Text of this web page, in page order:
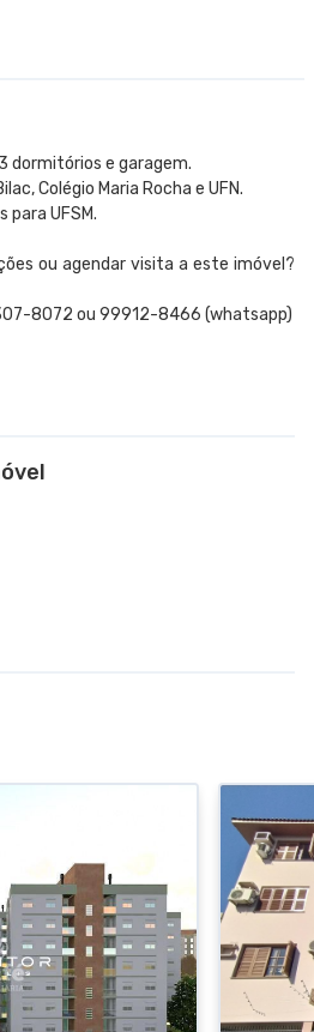
dormitórios e garagem.
Colégio Maria Rocha e UFN.
para UFSM.
ou agendar visita a este imóvel?
8072 ou 99912-8466 (whatsapp)